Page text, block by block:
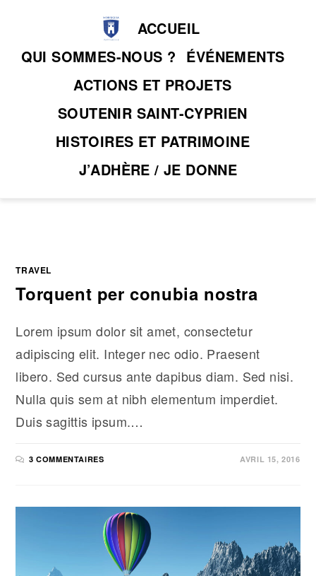
ACCUEIL
QUI SOMMES-NOUS ? ÉVÉNEMENTS
ACTIONS ET PROJETS
SOUTENIR SAINT-CYPRIEN
HISTOIRES ET PATRIMOINE
J’ADHÈRE / JE DONNE
TRAVEL
Torquent per conubia nostra
Lorem ipsum dolor sit amet, consectetur
adipiscing elit. Integer nec odio. Praesent
libero. Sed cursus ante dapibus diam. Sed nisi.
Nulla quis sem at nibh elementum imperdiet.
Duis sagittis ipsum.…
3 COMMENTAIRES AVRIL 15, 2016